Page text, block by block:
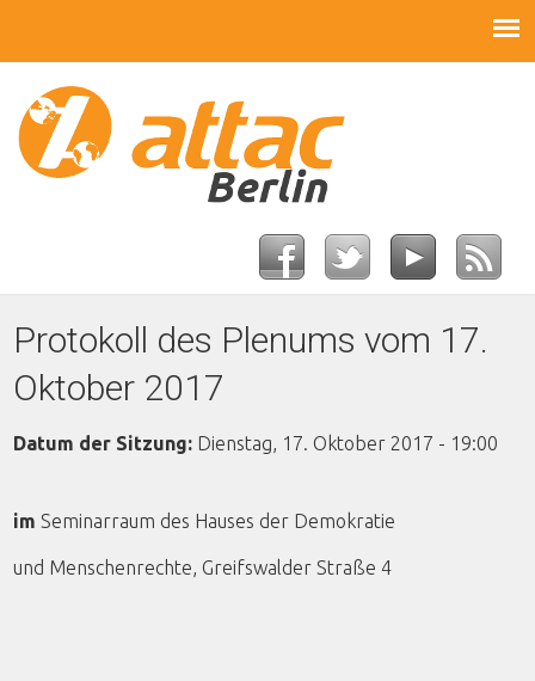
Protokoll des Plenums vom 17.
Oktober 2017
Datum der Sitzung: Dienstag, 17. Oktober 2017 - 19:00
im Seminarraum des Hauses der Demokratie
und Menschenrechte, Greifswalder Straße 4